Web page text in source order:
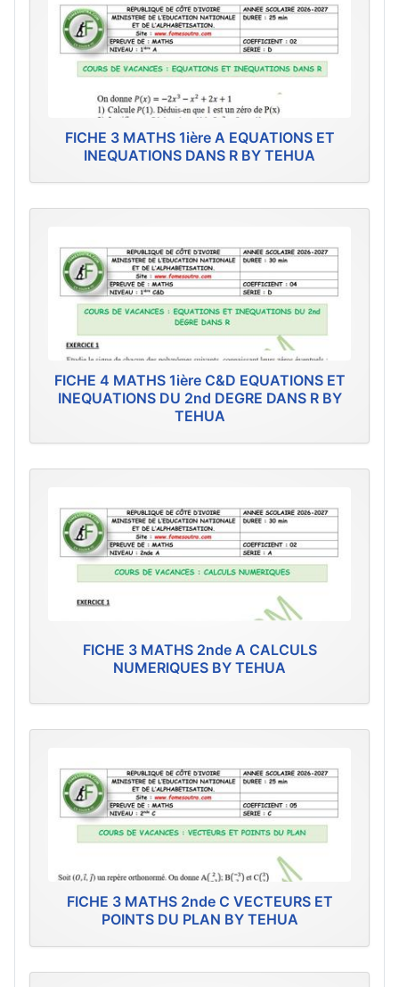
FICHE 3 MATHS 1ière A EQUATIONS ET
INEQUATIONS DANS R BY TEHUA
FICHE 4 MATHS 1ière C&D EQUATIONS ET
INEQUATIONS DU 2nd DEGRE DANS R BY
TEHUA
FICHE 3 MATHS 2nde A CALCULS
NUMERIQUES BY TEHUA
FICHE 3 MATHS 2nde C VECTEURS ET
POINTS DU PLAN BY TEHUA